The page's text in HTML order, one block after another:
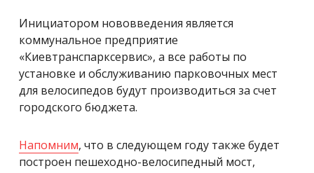
Инициатором нововведения является
коммунальное предприятие
«Киевтранспарксервис», а все работы по
установке и обслуживанию парковочных мест
для велосипедов будут производиться за счет
городского бюджета.
Напомним, что в следующем году также будет
построен пешеходно-велосипедный мост,